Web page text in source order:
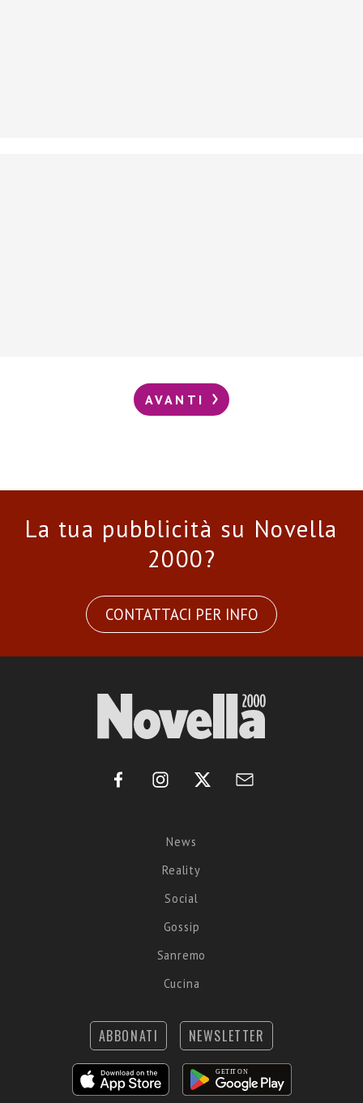
AVANTI
La tua pubblicità su Novella
2000?
CONTATTACI PER INFO
News
Reality
Social
Gossip
Sanremo
Cucina
ABBONATI NEWSLETTER